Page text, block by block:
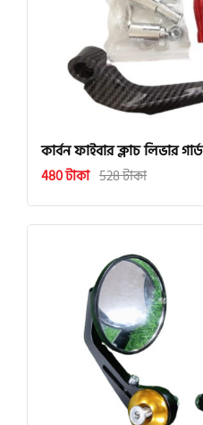
কার্বন ফাইবার ক্লাচ লিভার গার্ড
480 টাকা 528 টাকা